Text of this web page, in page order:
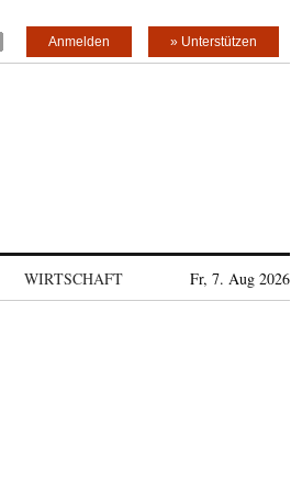
» Unterstützen
Anmelden
WIRTSCHAFT Fr, 7. Aug 2026